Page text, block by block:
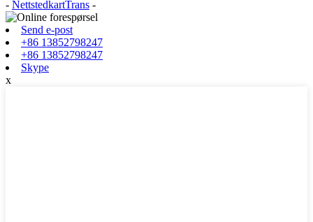
- NettstedkartTrans -
Send e-post
+86 13852798247
+86 13852798247
Skype
x